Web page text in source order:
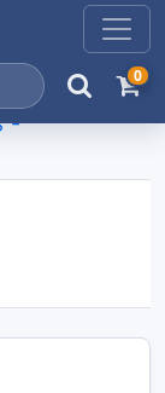
0
-